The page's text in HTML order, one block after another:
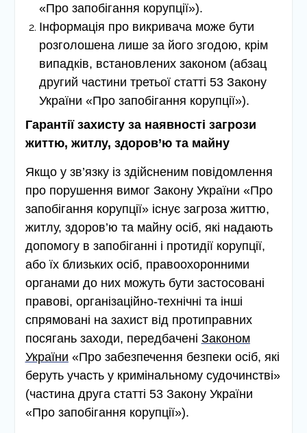
«Про запобігання корупції»).
Інформація про викривача може бути
розголошена лише за його згодою, крім
випадків, встановлених законом (абзац
другий частини третьої статті 53 Закону
України «Про запобігання корупції»).
Гарантії захисту за наявності загрози
життю, житлу, здоров’ю та майну
Якщо у зв’язку із здійсненим повідомлення
про порушення вимог Закону України «Про
запобігання корупції» існує загроза життю,
житлу, здоров’ю та майну осіб, які надають
допомогу в запобіганні і протидії корупції,
або їх близьких осіб, правоохоронними
органами до них можуть бути застосовані
правові, організаційно-технічні та інші
спрямовані на захист від протиправних
посягань заходи, передбачені Законом
України «Про забезпечення безпеки осіб, які
беруть участь у кримінальному судочинстві»
(частина друга статті 53 Закону України
«Про запобігання корупції»).